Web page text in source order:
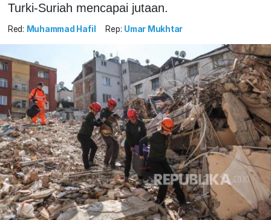
Turki-Suriah mencapai jutaan.
Red: Muhammad Hafil Rep: Umar Mukhtar